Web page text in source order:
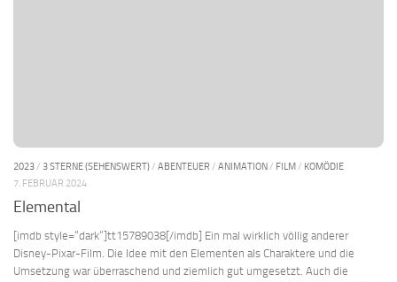
2023/ 3 STERNE (SEHENSWERT)/ ABENTEUER / ANIMATION/ FILM/ KOMÖDIE
7. FEBRUAR 2024
Elemental
[imdb style=“dark“]tt15789038[/imdb] Ein mal wirklich völlig anderer
Disney-Pixar-Film. Die Idee mit den Elementen als Charaktere und die
Umsetzung war überraschend und ziemlich gut umgesetzt. Auch die